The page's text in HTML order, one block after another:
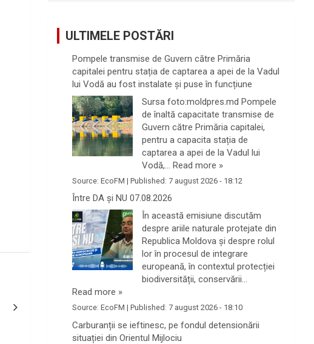
ULTIMELE POSTĂRI
Pompele transmise de Guvern către Primăria
capitalei pentru stația de captarea a apei de la Vadul
lui Vodă au fost instalate și puse în funcțiune
Sursa foto:moldpres.md Pompele
de înaltă capacitate transmise de
Guvern către Primăria capitalei,
pentru a capacita stația de
captarea a apei de la Vadul lui
Vodă,…Read more »
Source:EcoFM |Published: 7 august 2026 - 18:12
Între DA și NU 07.08.2026
În această emisiune discutăm
despre ariile naturale protejate din
Republica Moldova și despre rolul
lor în procesul de integrare
europeană, în contextul protecției
biodiversității, conservării…
Read more »
Source:EcoFM |Published: 7 august 2026 - 18:10
Carburanții se ieftinesc, pe fondul detensionării
situației din Orientul Mijlociu